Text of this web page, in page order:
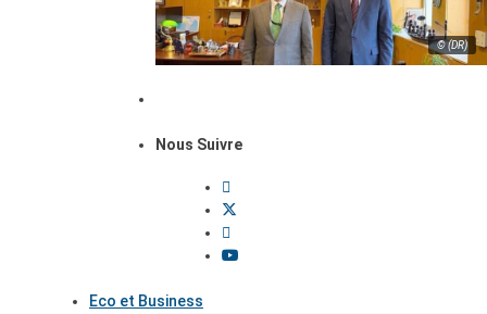
© (DR)
Nous Suivre
Eco et Business